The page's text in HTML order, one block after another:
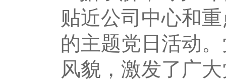
贴近公司中心和
的主题党日活动
风貌，激发了广